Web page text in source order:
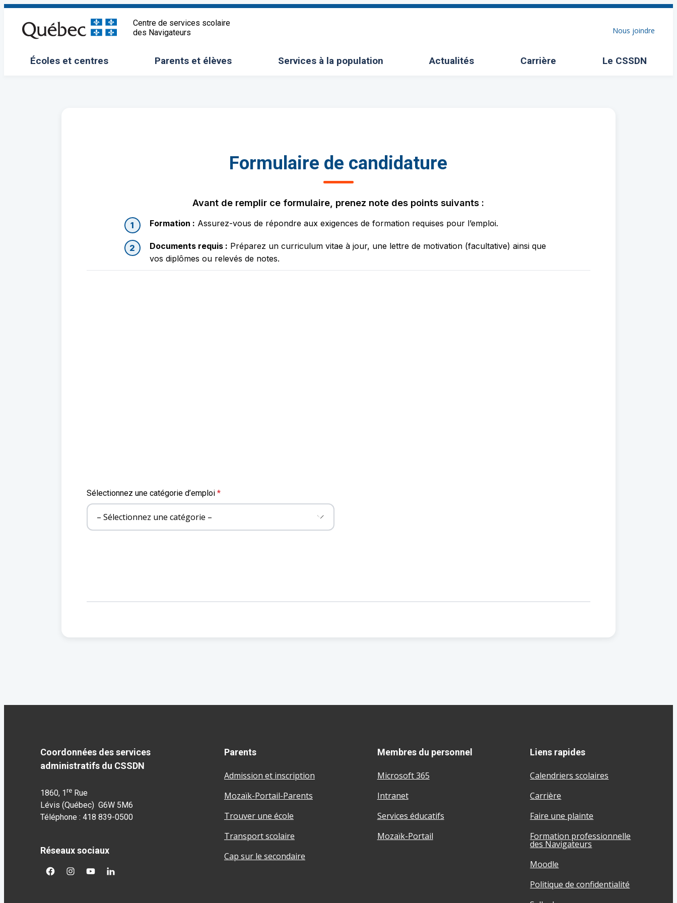
Aller
contenu
Centre de services scolaire
des Navigateurs
Nous joindre
Écoles et centres
Ouvrir/Fermer le sous-menu Parents et élèves
Ouvrir/Fermer le sous-menuServices à la population
Ouvrir/Fermer le sous-menu Actualités Carrière Le CSSDN
Ouvrir/Fermer
Formulaire de candidature
Avant de remplir ce formulaire, prenez note des points suivants :
Formation : Assurez-vous de répondre aux exigences de formation requises pour l’emploi.
Documents requis : Préparez un curriculum vitae à jour, une lettre de motivation (facultative) ainsi que
vos diplômes ou relevés de notes.
Sélectionnez une catégorie d’emploi *
Coordonnées des services
administratifs du CSSDN
1860, 1 re Rue
Lévis (Québec) G6W 5M6
Téléphone : 418 839-0500
Réseaux sociaux
facebookgoogleplus
googleplusgoogleplus
Parents
Admission et inscription
Mozaïk-Portail-Parents
Trouver une école
Transport scolaire
Cap sur le secondaire
Membres du personnel
Microsoft 365
Intranet
Services éducatifs
Mozaïk-Portail
Liens rapides
Calendriers scolaires
Carrière
Faire une plainte
Formation professionnelle
des Navigateurs
Moodle
Politique de confidentialité